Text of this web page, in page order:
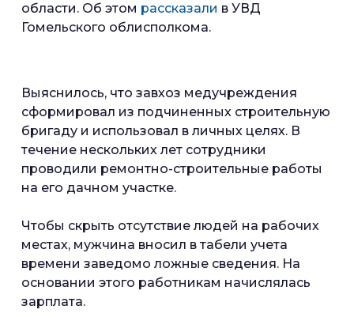
области. Об этом рассказали в УВД
Гомельского облисполкома.
Выяснилось, что завхоз медучреждения
сформировал из подчиненных строительную
бригаду и использовал в личных целях. В
течение нескольких лет сотрудники
проводили ремонтно-строительные работы
на его дачном участке.
Чтобы скрыть отсутствие людей на рабочих
местах, мужчина вносил в табели учета
времени заведомо ложные сведения. На
основании этого работникам начислялась
зарплата.